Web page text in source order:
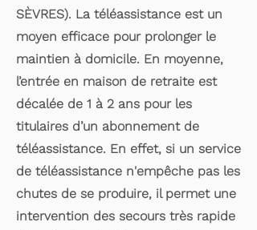
SÈVRES). La téléassistance est un
moyen efficace pour prolonger le
maintien à domicile. En moyenne,
l’entrée en maison de retraite est
décalée de 1 à 2 ans pour les
titulaires d’un abonnement de
téléassistance. En effet, si un service
de téléassistance n'empêche pas les
chutes de se produire, il permet une
intervention des secours très rapide